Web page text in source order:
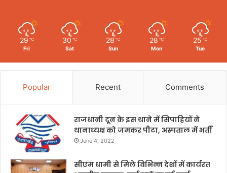
29 ℃
Fri
30 ℃
Sat
28 ℃
Sun
28 ℃
Mon
25 ℃
Tue
Popular Recent Comments
राजधानी दून के इस थाने में सिपाहियों ने
थानाध्यक्ष को जमकर पीटा, अस्पताल में भर्ती
June 4, 2022
सीएम धामी से मिले विभिन्न देशों में कार्यरत